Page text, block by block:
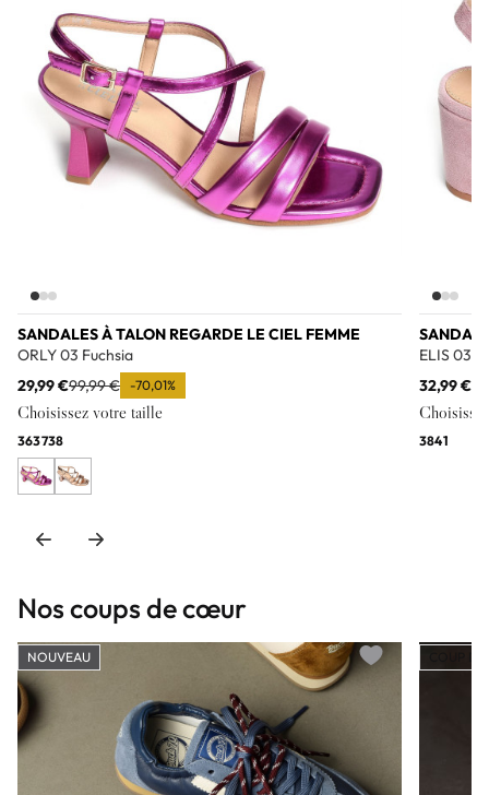
SANDALES À TALON REGARDE LE CIEL FEMME
ORLY 03 Fuchsia
29,99 €99,99 € -70,01%
Choisissez votre taille
363738
ELIS 03
32,99 €
3841
Nos coups de cœur
NOUVEAU
Add to wishlist